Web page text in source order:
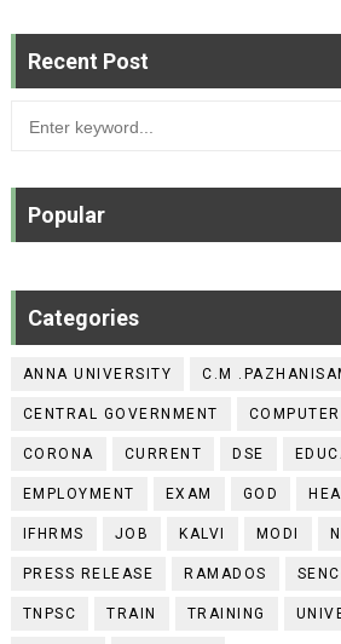
Recent Post
Popular
Categories
ANNA UNIVERSITY C.M
CENTRAL GOVERNMENT
CORONA CURRENT DSE
EMPLOYMENT EXAM GOD
IFHRMS JOB KALVI MODI
PRESS RELEASE RAMADOS
TNPSC TRAIN TRAINING